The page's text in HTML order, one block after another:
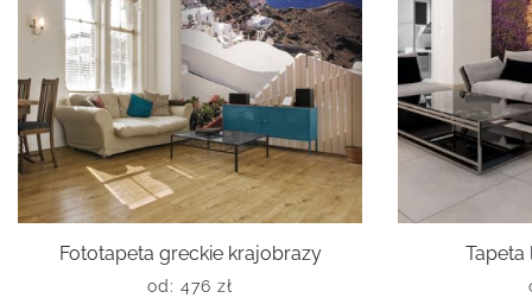
Fototapeta greckie krajobrazy
od: 476 zł